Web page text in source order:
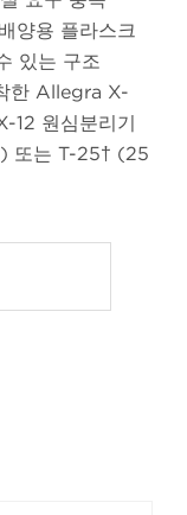
양용 플라스크
있는 구조
한 Allegra X-
원심분리기
또는 T-25† (25